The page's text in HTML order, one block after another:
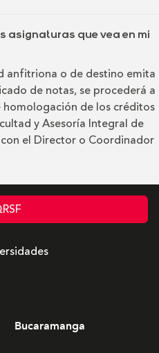
asignaturas que vea en mi
anfitriona o de destino emita
de notas, se procederá a
de los créditos
y Asesoría Integral de
el Director o Coordinador
Bucaramanga